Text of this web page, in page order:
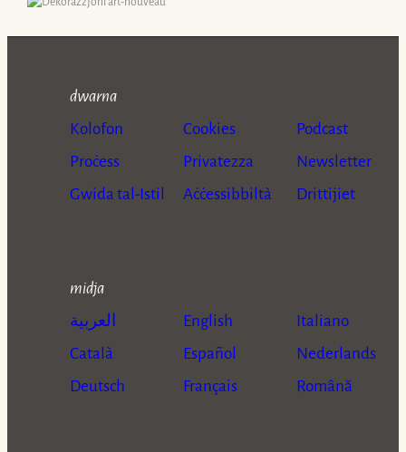
dwarna
Kolofon
Proċess
Gwida tal-Istil
Cookies
Privatezza
Aċċessibbiltà
Podcast
Newsletter
Drittijiet
midja
العربية
Català
Deutsch
English
Español
Français
Italiano
Nederlands
Română